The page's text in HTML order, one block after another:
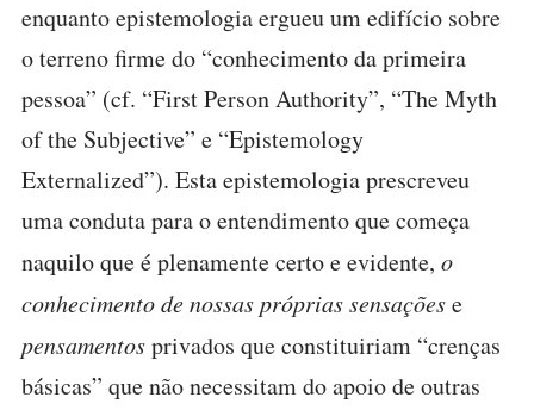
enquanto epistemologia ergueu um edifício sobre
o terreno firme do “conhecimento da primeira
pessoa” (cf. “First Person Authority”, “The Myth
of the Subjective” e “Epistemology
Externalized”). Esta epistemologia prescreveu
uma conduta para o entendimento que começa
naquilo que é plenamente certo e evidente, o
conhecimento de nossas próprias sensaçõese
pensamentosprivados que constituiriam “crenças
básicas” que não necessitam do apoio de outras